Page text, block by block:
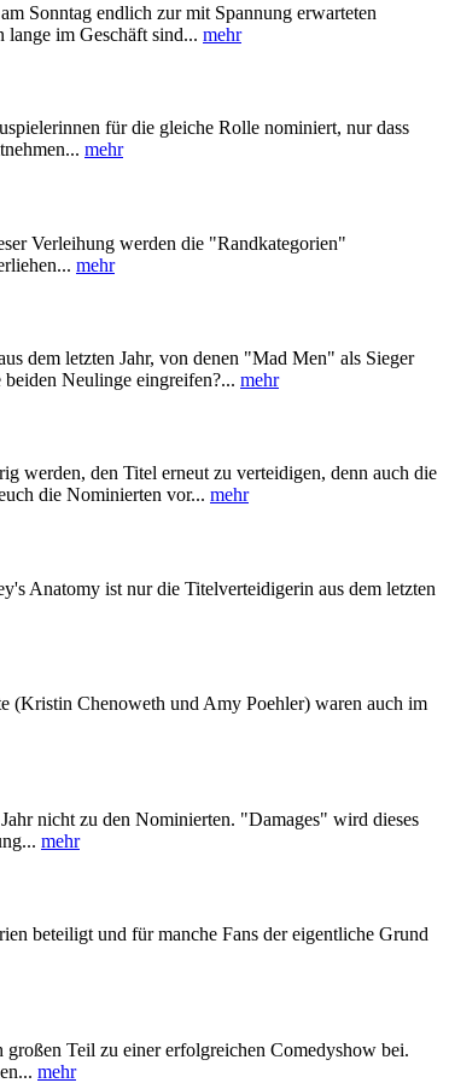
Sonntag endlich zur mit Spannung erwarteten
lange im Geschäft sind... mehr
für die gleiche Rolle nominiert, nur dass
mehr
Verleihung werden die "Randkategorien"
mehr
dem letzten Jahr, von denen "Mad Men" als Sieger
Neulinge eingreifen?... mehr
werden, den Titel erneut zu verteidigen, denn auch die
die Nominierten vor... mehr
Anatomy ist nur die Titelverteidigerin aus dem letzten
(Kristin Chenoweth und Amy Poehler) waren auch im
nicht zu den Nominierten. "Damages" wird dieses
mehr
beteiligt und für manche Fans der eigentliche Grund
Teil zu einer erfolgreichen Comedyshow bei.
mehr